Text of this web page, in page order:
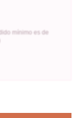
mínimo es de